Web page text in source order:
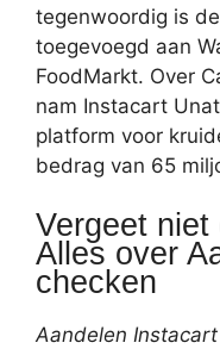
tegenwoordig is
toegevoegd aan
FoodMarkt. Over
nam Instacart
platform voor
bedrag van 65
Vergeet niet
Alles over
checken
Aandelen